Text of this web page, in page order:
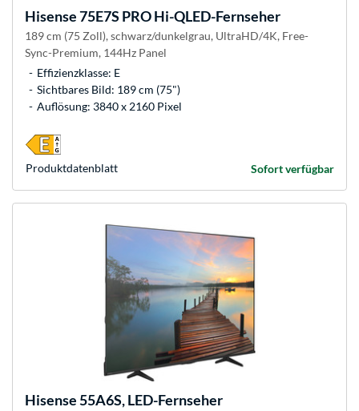
Hisense75E7S PRO Hi-QLED-Fernseher
189 cm (75 Zoll), schwarz/dunkelgrau, UltraHD/4K, Free-
Sync-Premium, 144Hz Panel
Effizienzklasse: E
Sichtbares Bild: 189 cm (75")
Auflösung: 3840 x 2160 Pixel
Sofort verfügbar
Produkt­datenblatt
Hisense55A6S, LED-Fernseher